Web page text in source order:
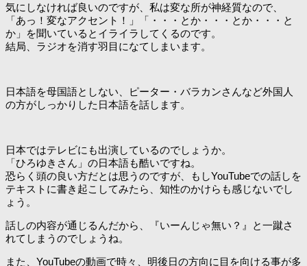
気にしなければ良いのですが、私は変な所が神経質なので、
「あっ！変なアクセント！」「・・・とか・・・とか・・・と
か」を聞いているとイライラしてくるのです。
結局、ラジオを消す羽目になてしまいます。
日本語を母国語としない、ピーター・バラカンさんなど外国人
の方がしっかりした日本語を話します。
日本ではテレビにも出演しているのでしょうか。
「ひろゆきさん」の日本語も酷いですね。
恐らく頭の良い方だとは思うのですが、もしYouTubeでの話しを
テキストに書き起こしてみたら、知性のかけらも感じないでし
ょう。
話しの内容が通じるんだから、『いーんじゃ無い？』と一蹴さ
れてしまうのでしょうね。
また、YouTubeの動画で時々、明後日の方向に目を向ける事が多